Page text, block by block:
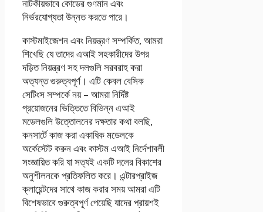
নাটকীয়ভাবে কোডের গুণমান এবং
নির্ভরযোগ্যতা উন্নত করতে পারে।
কাস্টমাইজেশন এবং নিয়ন্ত্রণ সম্পর্কিত, আমরা
শিখেছি যে তাদের এআই সহকারীদের উপর
দড়িত নিয়ন্ত্রণ সহ দলগুলি সরবরাহ করা
অত্যন্ত গুরুত্বপূর্ণ। এটি কেবল বেসিক
সেটিংস সম্পর্কে নয় – আমরা নির্দিষ্ট
প্রয়োজনের ভিত্তিতে বিভিন্ন এআই
মডেলগুলি উত্তোলনের দক্ষতার কথা বলছি,
কনসার্টে কাজ করা একাধিক মডেলকে
অর্কেস্টেট করুন এবং কাস্টম এআই নির্দেশাবলী
সংজ্ঞায়িত করি যা সত্যই একটি দলের বিকাশের
অনুশীলনকে প্রতিফলিত করে। এন্টারপ্রাইজ
ক্লায়েন্টদের সাথে কাজ করার সময় আমরা এটি
বিশেষভাবে গুরুত্বপূর্ণ পেয়েছি যাদের প্রায়শই